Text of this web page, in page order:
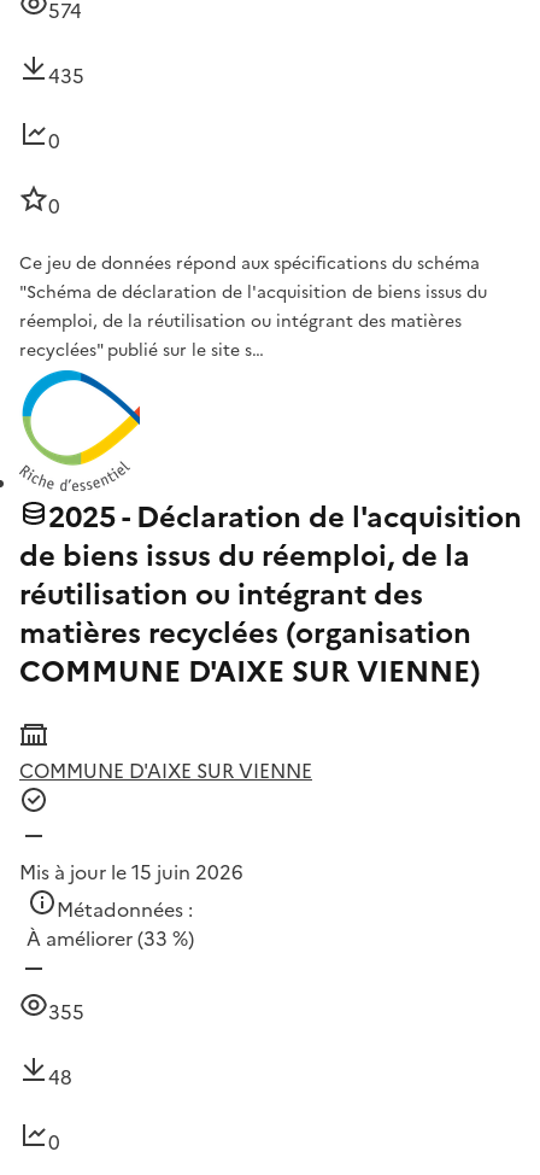
574
435
0
0
Ce jeu de données répond aux spécifications du schéma
"Schéma de déclaration de l'acquisition de biens issus du
réemploi, de la réutilisation ou intégrant des matières
recyclées" publié sur le site s…
2025 - Déclaration de l'acquisition
de biens issus du réemploi, de la
réutilisation ou intégrant des
matières recyclées (organisation
COMMUNE D'AIXE SUR VIENNE)
COMMUNE D'AIXE SUR VIENNE
Mis à jour le 15 juin 2026
Métadonnées :
À améliorer(33 %)
355
48
0